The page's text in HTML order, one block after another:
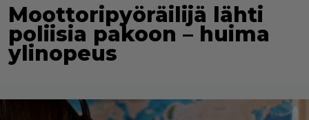
Moottoripyöräilijä lähti
poliisia pakoon – huima
ylinopeus